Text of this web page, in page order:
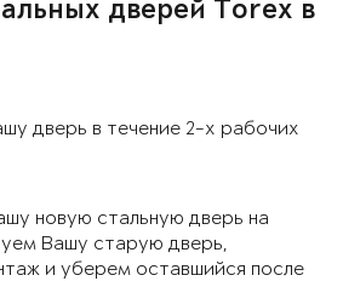
дверей Torex в
дверь в течение 2-х рабочих
новую стальную дверь на
Вашу старую дверь,
и уберем оставшийся после